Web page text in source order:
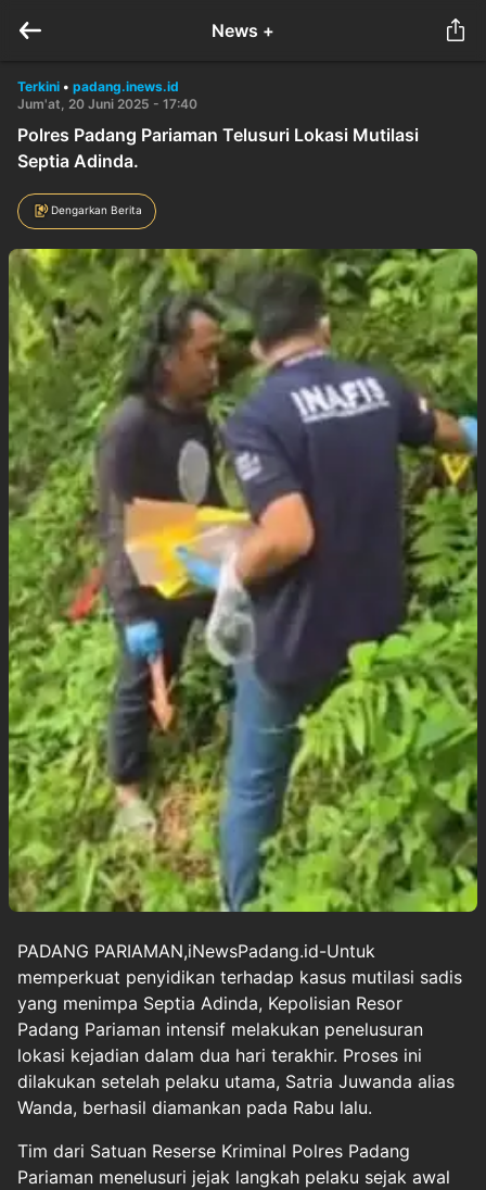
News +
Terkini • padang.inews.id
Jum'at, 20 Juni 2025 - 17:40
Polres Padang Pariaman Telusuri Lokasi Mutilasi
Septia Adinda.
Dengarkan Berita
PADANG PARIAMAN,iNewsPadang.id-Untuk
memperkuat penyidikan terhadap kasus mutilasi sadis
yang menimpa Septia Adinda, Kepolisian Resor
Padang Pariaman intensif melakukan penelusuran
lokasi kejadian dalam dua hari terakhir. Proses ini
dilakukan setelah pelaku utama, Satria Juwanda alias
Wanda, berhasil diamankan pada Rabu lalu.
Tim dari Satuan Reserse Kriminal Polres Padang
Pariaman menelusuri jejak langkah pelaku sejak awal